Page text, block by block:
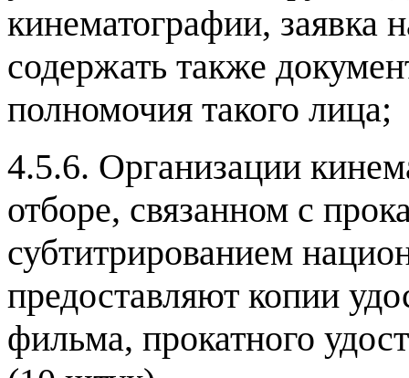
кинематографии, заявка
содержать также
полномочия такого лица;
4.5.6. Организации
отборе, связанном с
субтитрированием
предоставляют копии
фильма, прокатного